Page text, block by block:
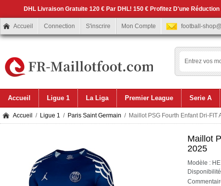
DHL Livraison Gratuite 120 € Par DHL! 150 € Profitez D'une
Accueil Connection S'inscrire Mon Compte football-
Accueil Ligue 1 La Liga Premier League Serie A
Accueil / Ligue 1 / Paris Saint Germain / Maillot PSG Fourth Enfant Dri-FIT
Maillot
2025
Modèle :